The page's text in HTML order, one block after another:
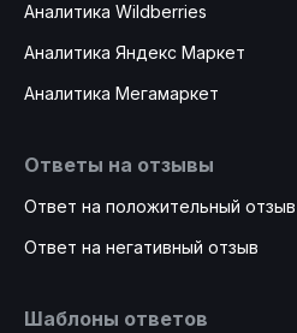
Аналитика Wildberries
Аналитика Яндекс Маркет
Аналитика Мегамаркет
Ответы на отзывы
Ответ на положительный отзыв
Ответ на негативный отзыв
Шаблоны ответов